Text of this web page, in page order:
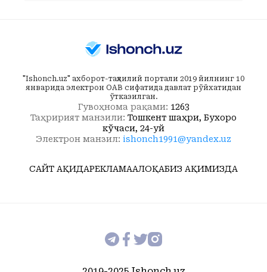
"Ishonch.uz" ахборот-таҳлилий портали 2019 йилнинг 10
январида электрон ОАВ сифатида давлат рўйхатидан
ўтказилган.
Гувоҳнома рақами: 1263
Таҳририят манзили: Тошкент шаҳри, Бухоро
кўчаси, 24-уй
Электрон манзил: ishonch1991@yandex.uz
САЙТ ҲАҚИДАРЕКЛАМААЛОҚАБИЗ ҲАҚИМИЗДА